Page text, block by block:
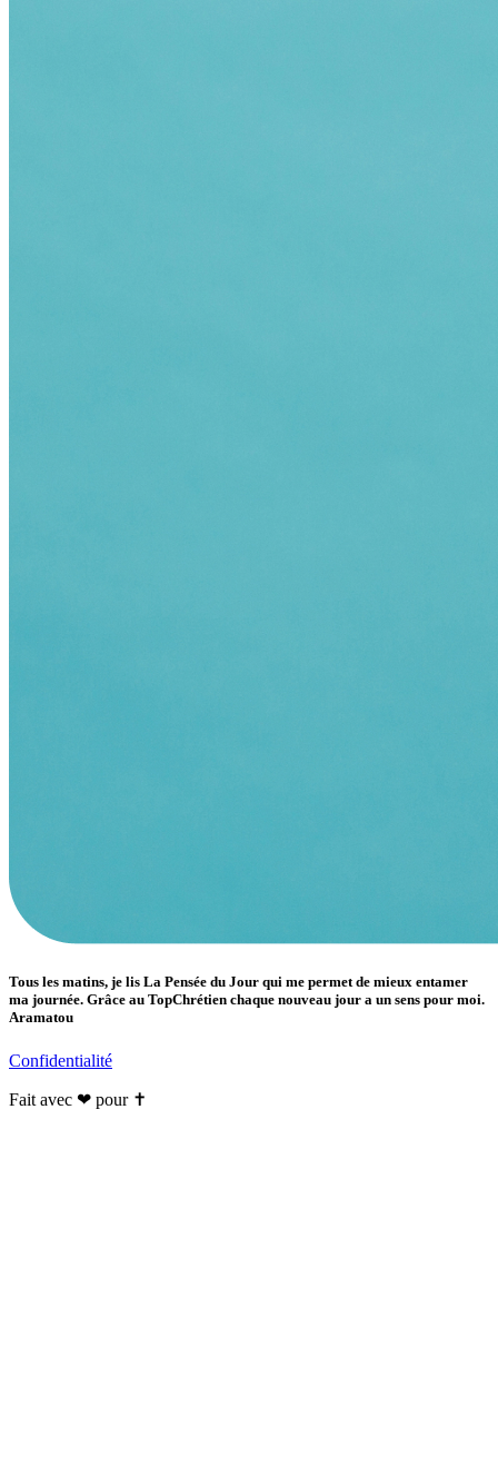
Tous les matins, je lis La Pensée du Jour qui me permet de mieux entamer
ma journée. Grâce au TopChrétien chaque nouveau jour a un sens pour moi.
Aramatou
Confidentialité
Fait avec ❤ pour ✝️️